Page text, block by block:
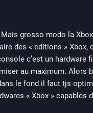
grosso modo la
des « editions »
c’est un
au maximum. Alors
le fond il faut tjs
« Xbox » capables